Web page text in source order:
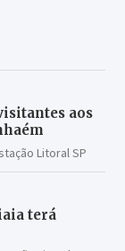
aos
Litoral SP
terá